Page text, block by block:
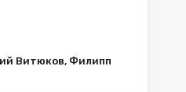
Витюков, Филипп